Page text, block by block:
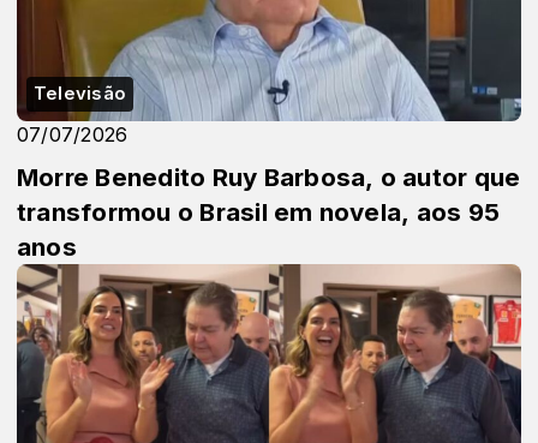
Televisão
07/07/2026
Morre Benedito Ruy Barbosa, o autor que
transformou o Brasil em novela, aos 95
anos